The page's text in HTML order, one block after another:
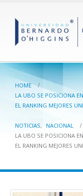
HOME
LA UBO SE POSICIONA
EL RANKING MEJORES
NOTICIAS,
NACIONAL
LA UBO SE POSICIONA
EL RANKING MEJORES